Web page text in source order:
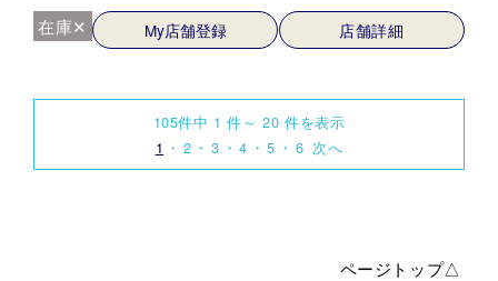
在庫✕ My店舗登録 店舗詳細
105件中 1 件～ 20 件を表示
1
2 3 4 5 6 次へ
ページトップ△